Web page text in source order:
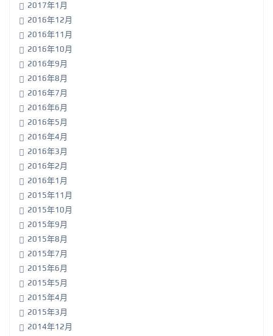
2017年1月
2016年12月
2016年11月
2016年10月
2016年9月
2016年8月
2016年7月
2016年6月
2016年5月
2016年4月
2016年3月
2016年2月
2016年1月
2015年11月
2015年10月
2015年9月
2015年8月
2015年7月
2015年6月
2015年5月
2015年4月
2015年3月
2014年12月